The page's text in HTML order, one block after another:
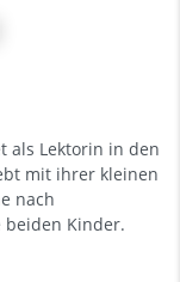
als Lektorin in den
mit ihrer kleinen
nach
Kinder.